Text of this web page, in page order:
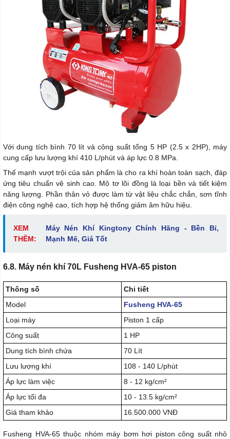
Với dung tích bình 70 lít và công suất tổng 5 HP (2.5 x 2HP), máy
cung cấp lưu lượng khí 410 L/phút và áp lực 0.8 MPa.
Thế mạnh vượt trội của sản phẩm là cho ra khí hoàn toàn sạch, đáp
ứng tiêu chuẩn vệ sinh cao. Mô tơ lõi đồng là loại bền và tiết kiệm
năng lượng. Phần thân vỏ được làm từ vật liệu chắc chắn, sơn tĩnh
điện công nghệ cao, tích hợp hệ thống giảm âm hữu hiệu.
XEM
THÊM:
Máy Nén Khí Kingtony Chính Hãng - Bền Bỉ,
Mạnh Mẽ, Giá Tốt
6.8. Máy nén khí 70L Fusheng HVA-65 piston
Thông số
Chi tiết
Model
Fusheng HVA-65
Loại máy
Piston 1 cấp
Công suất
1 HP
Dung tích bình chứa
70 Lít
Lưu lượng khí
108 - 140 L/phút
Áp lực làm việc
8 - 12 kg/cm²
Áp lực tối đa
10 - 13.5 kg/cm²
Giá tham khảo
16.500.000 VNĐ
Fusheng HVA-65 thuộc nhóm máy bơm hơi piston công suất nhỏ